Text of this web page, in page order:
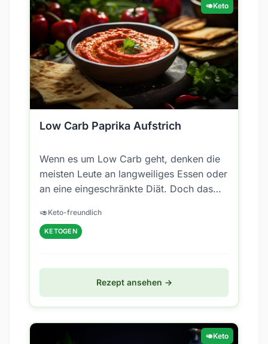
🥑Keto
Low Carb Paprika Aufstrich
Wenn es um Low Carb geht, denken die
meisten Leute an langweiliges Essen oder
an eine eingeschränkte Diät. Doch das
lecker...
🥑Keto-freundlich
KETOGEN
Rezept ansehen →
🥑Keto